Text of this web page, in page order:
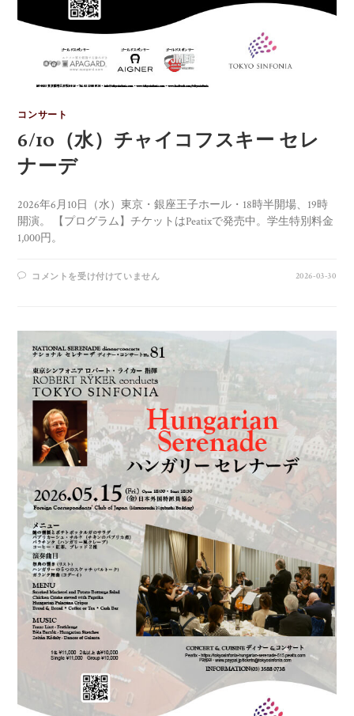
コンサート
6/10（水）チャイコフスキー セレ
ナーデ
2026年6月10日（水）東京・銀座王子ホール・18時半開場、19時
開演。 【プログラム】チケットはPeatixで発売中。学生特別料金
1,000円。
コメントを受け付けていません 2026-03-30